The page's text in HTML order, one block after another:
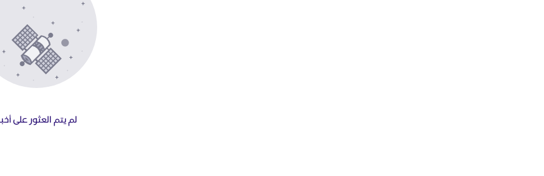
لم يتم العثور على